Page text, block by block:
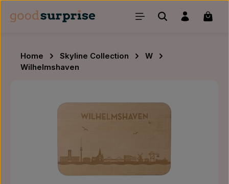
Zum Hauptinhalt springen
Home Skyline Collection
W
Wilhelmshaven